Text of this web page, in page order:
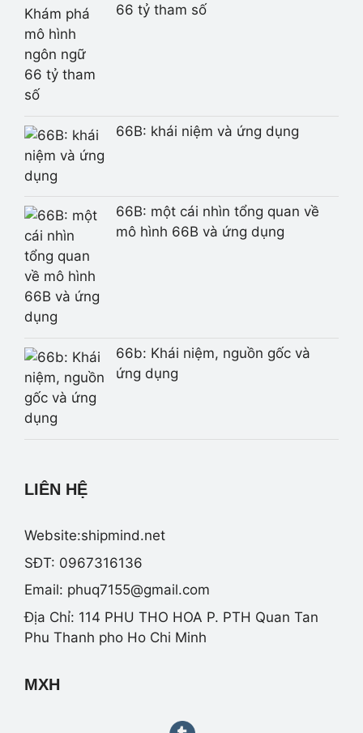
66 tỷ tham số
66B: khái niệm và ứng dụng
66B: một cái nhìn tổng quan về
mô hình 66B và ứng dụng
66b: Khái niệm, nguồn gốc và
ứng dụng
LIÊN HỆ
Website:shipmind.net
SĐT: 0967316136
Email: phuq7155@gmail.com
Địa Chỉ: 114 PHU THO HOA P. PTH Quan Tan
Phu Thanh pho Ho Chi Minh
MXH